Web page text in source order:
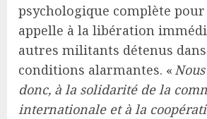
psychologique complète
appelle à la libération
autres militants détenus dans
conditions alarmantes. «
donc, à la solidarité de la
internationale et à la